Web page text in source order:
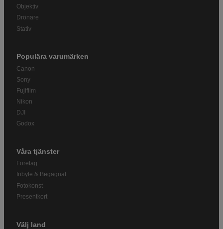
Objektiv
Drönare
Stativ
Populära varumärken
Canon
Sony
Fujifilm
Nikon
DJI
Godox
Våra tjänster
Företag
Inbyte & Begagnat
Fotokonst
Presentkort
Välj land